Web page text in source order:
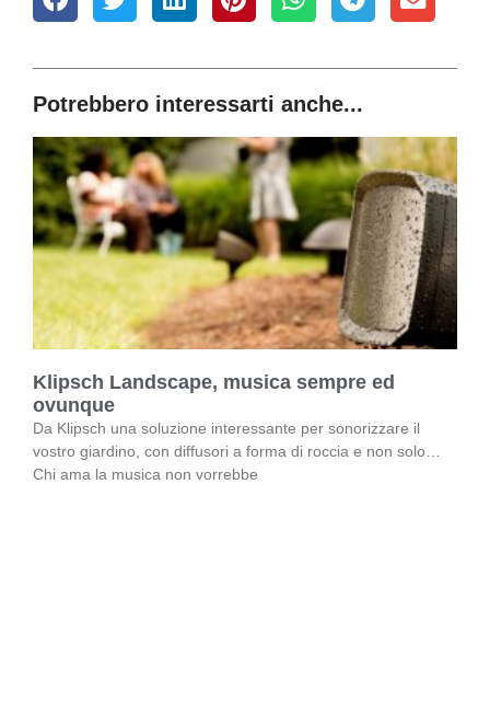
Potrebbero interessarti anche...
Klipsch Landscape, musica sempre ed
ovunque
Da Klipsch una soluzione interessante per sonorizzare il
vostro giardino, con diffusori a forma di roccia e non solo…
Chi ama la musica non vorrebbe